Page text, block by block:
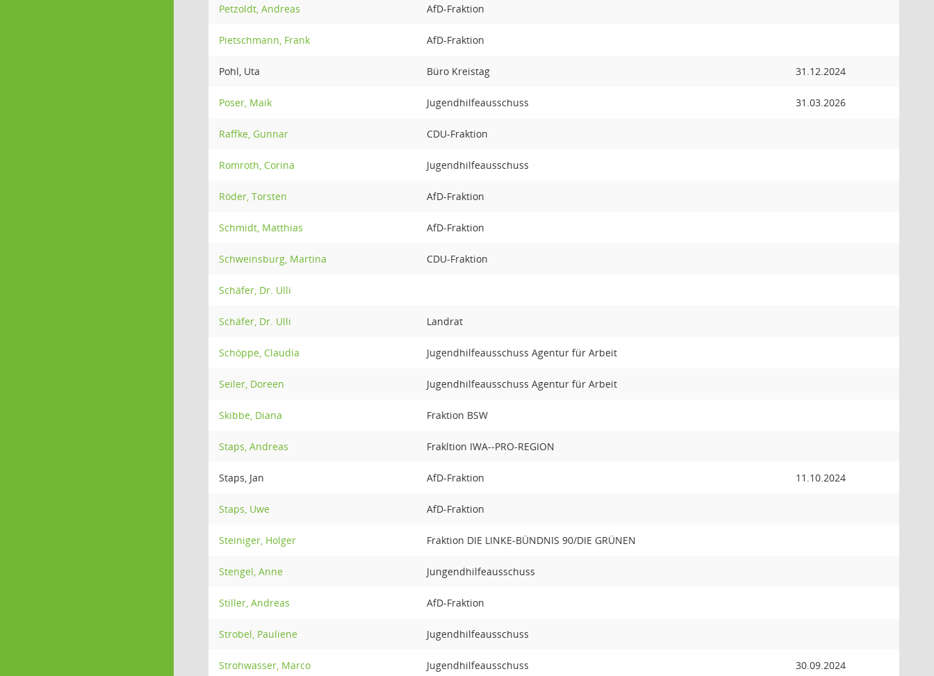
Petzoldt, Andreas AfD-Fraktion
Pietschmann, Frank AfD-Fraktion
Pohl, Uta Büro Kreistag 31.12.2024
Poser, Maik Jugendhilfeausschuss 31.03.2026
Raffke, Gunnar CDU-Fraktion
Romroth, Corina Jugendhilfeausschuss
Röder, Torsten AfD-Fraktion
Schmidt, Matthias AfD-Fraktion
Schweinsburg, Martina CDU-Fraktion
Schäfer, Dr. Ulli
Schäfer, Dr. Ulli Landrat
Schöppe, Claudia Jugendhilfeausschuss Agentur für Arbeit
Seiler, Doreen Jugendhilfeausschuss Agentur für Arbeit
Skibbe, Diana Fraktion BSW
Staps, Andreas Frakltion IWA--PRO-REGION
Staps, Jan AfD-Fraktion 11.10.2024
Staps, Uwe AfD-Fraktion
Steiniger, Holger Fraktion DIE LINKE-BÜNDNIS 90/DIE GRÜNEN
Stengel, Anne Jungendhilfeausschuss
Stiller, Andreas AfD-Fraktion
Strobel, Pauliene Jugendhilfeausschuss
Strohwasser, Marco Jugendhilfeausschuss 30.09.2024